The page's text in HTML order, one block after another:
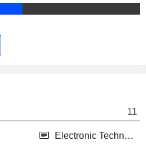
11
Electronic Technology